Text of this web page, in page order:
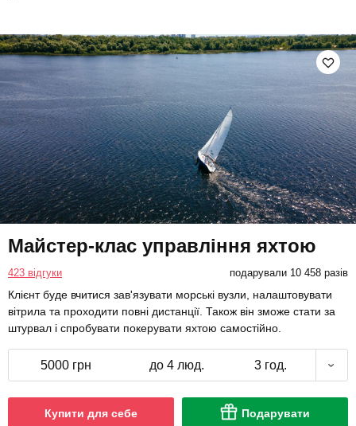
Майстер-клас управління яхтою
423 відгуки подарували 10 458 разів
Клієнт буде вчитися зав'язувати морські вузли, налаштовувати
вітрила та проходити повні дистанції. Також він зможе стати за
штурвал і спробувати покерувати яхтою самостійно.
5000 грн до 4 люд. 3 год.
Купити для себе Подарувати